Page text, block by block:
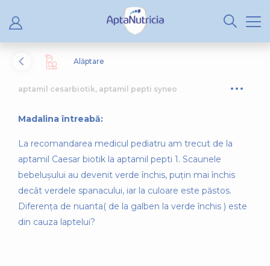
Alăptare
aptamil cesarbiotik, aptamil pepti syneo
Madalina întreabă:
La recomandarea medicul pediatru am trecut de la
aptamil Caesar biotik la aptamil pepti 1. Scaunele
bebelușului au devenit verde închis, puțin mai închis
decât verdele spanacului, iar la culoare este păstos.
Diferența de nuanta( de la galben la verde închis ) este
din cauza laptelui?